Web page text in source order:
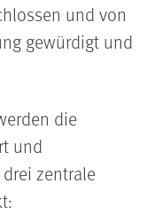
und von
gewürdigt und
die
und
zentrale